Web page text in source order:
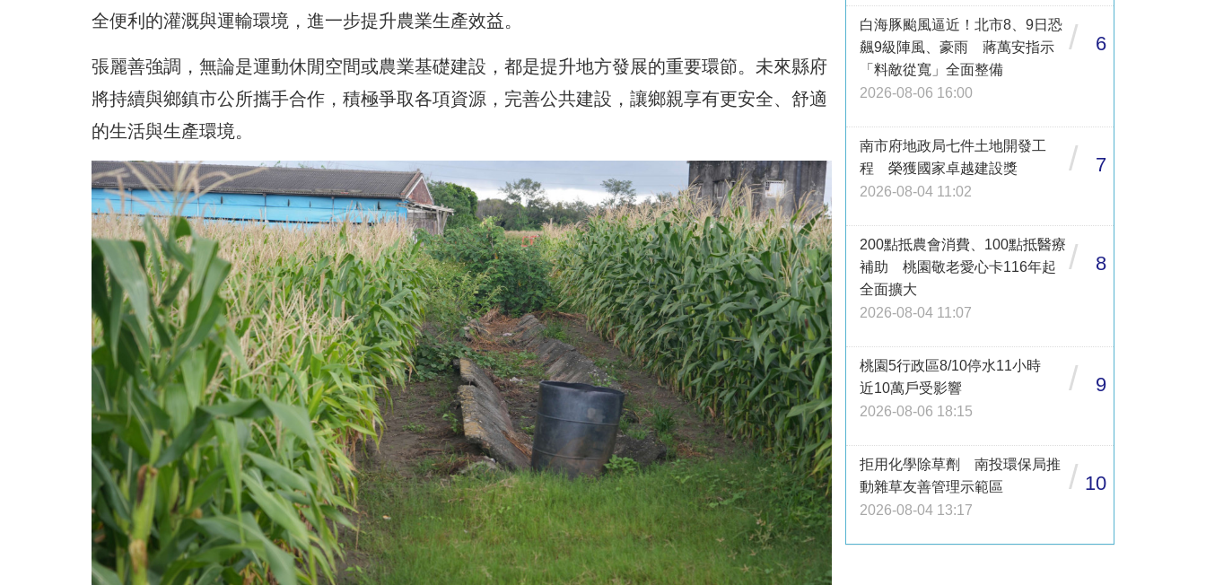
全便利的灌溉與運輸環境，進一步提升農業生產效益。
張麗善強調，無論是運動休閒空間或農業基礎建設，都是提升地方發展的重要環節。未來縣府
將持續與鄉鎮市公所攜手合作，積極爭取各項資源，完善公共建設，讓鄉親享有更安全、舒適
的生活與生產環境。
白海豚颱風逼近！北市8、9日恐
飆9級陣風、豪雨 蔣萬安指示
「料敵從寬」全面整備
2026-08-06 16:00
/ 6
南市府地政局七件土地開發工
程 榮獲國家卓越建設獎
2026-08-04 11:02
/ 7
200點抵農會消費、100點抵醫療
補助 桃園敬老愛心卡116年起
全面擴大
2026-08-04 11:07
/ 8
桃園5行政區8/10停水11小時
近10萬戶受影響
2026-08-06 18:15
/ 9
拒用化學除草劑 南投環保局推
動雜草友善管理示範區
2026-08-04 13:17
/ 10